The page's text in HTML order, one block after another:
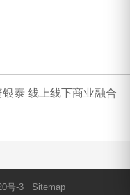
泰 线上线下商业融合
号-3 Sitemap